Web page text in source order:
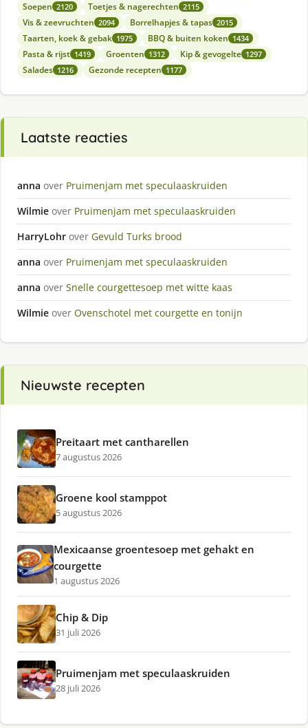
Soepen 2120 Toetjes & nagerechten 2115
Vis & zeevruchten 2094 Borrelhapjes & tapas 2015
Taarten, koek & gebak 1975 BBQ & buiten koken 1434
Pasta & rijst 1419 Groenten 1312 Kip & gevogelte 1297
Salades 1216 Gezonde recepten 1177
Laatste reacties
anna over Pruimenjam met speculaaskruiden
Wilmie over Pruimenjam met speculaaskruiden
HarryLohr over Gevuld Turks brood
anna over Pruimenjam met speculaaskruiden
anna over Snelle courgettesoep met witte kaas
Wilmie over Ovenschotel met courgette en tonijn
Nieuwste recepten
Preitaart met cantharellen
7 augustus 2026
Groene kool stamppot
5 augustus 2026
Mexicaanse groentesoep met gehakt en
courgette
1 augustus 2026
Chip & Dip
31 juli 2026
Pruimenjam met speculaaskruiden
28 juli 2026